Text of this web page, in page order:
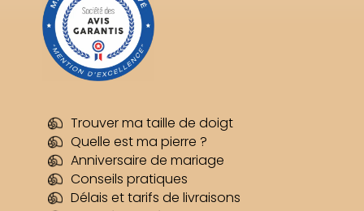
Trouver ma taille de doigt
Quelle est ma pierre ?
Anniversaire de mariage
Conseils pratiques
Délais et tarifs de livraisons